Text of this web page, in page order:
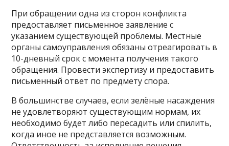
При обращении одна из сторон конфликта
предоставляет письменное заявление с
указанием существующей проблемы. Местные
органы самоуправления обязаны отреагировать в
10-дневный срок с момента получения такого
обращения. Провести экспертизу и предоставить
письменный ответ по предмету спора.
В большинстве случаев, если зелёные насаждения
не удовлетворяют существующим нормам, их
необходимо будет либо пересадить или спилить,
когда иное не представляется возможным.